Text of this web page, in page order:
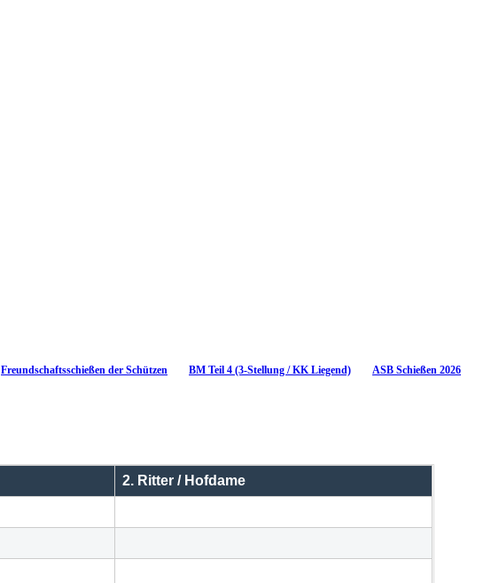
Freundschaftsschießen der Schützen BM Teil 4 (3-Stellung / KK Liegend) ASB Schießen 2026
2. Ritter / Hofdame